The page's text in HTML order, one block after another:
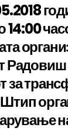
14:00
Радовиш
за